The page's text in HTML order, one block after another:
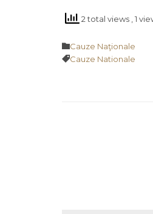
2 total views , 1
Category
Cauze Naţionale
Tags
Cauze Nationale